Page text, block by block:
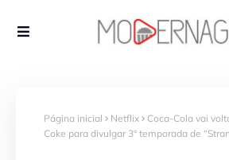
Página inicial Netflix
Coca-Cola vai
Coke para divulgar 3° temporada de